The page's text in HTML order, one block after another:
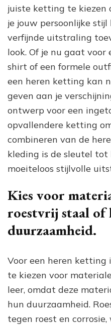
juiste ketting te kiezen
je jouw persoonlijke
verfijnde uitstraling
look. Of je nu gaat voor
shirt of een formele
een heren ketting kan
geven aan je
ontwerp voor een
opvallendere ketting
combineren van de
kleding is de sleutel tot
moeiteloos stijlvolle
Kies voor
roestvrij staal of
duurzaamheid.
Voor een heren ketting
te kiezen voor
leer, omdat deze
hun duurzaamheid.
tegen roest en